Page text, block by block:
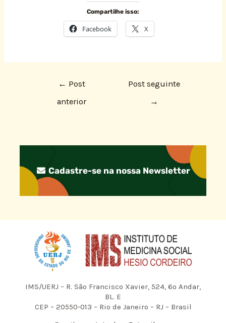
Compartilhe isso:
Facebook X
← Post
anterior
Post seguinte
→
Cadastre-se na nossa Newsletter
IMS/UERJ – R. São Francisco Xavier, 524, 6º Andar,
BL. E
CEP – 20550-013 – Rio de Janeiro – RJ – Brasil